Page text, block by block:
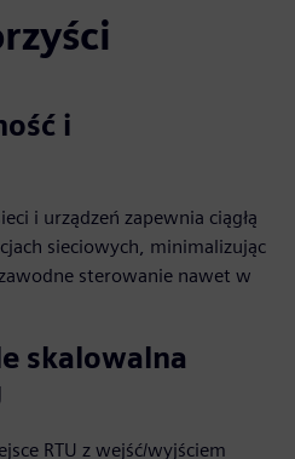
i
i urządzeń zapewnia ciągłą
sieciowych, minimalizując
sterowanie nawet w
skalowalna
RTU z wejść/wyjściem